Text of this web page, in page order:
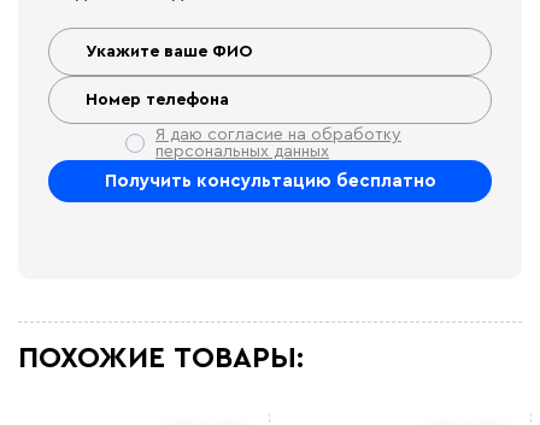
Я даю согласие на обработку
персональных данных
ПОХОЖИЕ ТОВАРЫ: